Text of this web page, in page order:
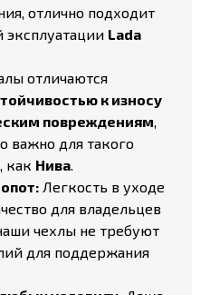
отлично подходит
эксплуатации Lada
отличаются
к износу
повреждениям,
важно для такого
как Нива.
Легкость в уходе
для владельцев
чехлы не требуют
для поддержания